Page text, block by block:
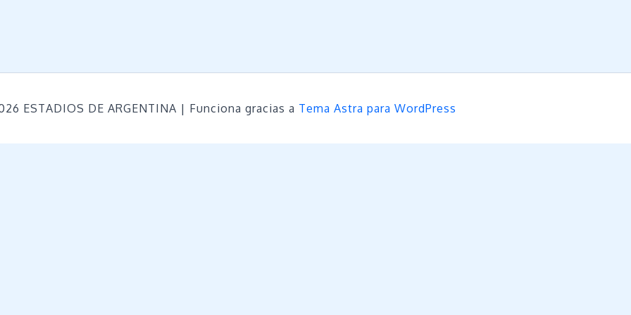
ESTADIOS DE ARGENTINA | Funciona gracias a Tema Astra para WordPress